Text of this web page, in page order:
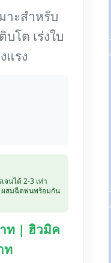
าะสำหรับ
โต เร่งใบ
แรง
นได้ 2-3 เท่า
ผสมฉีดพ่นพร้อมกัน
าท | ฮิวมิค
ท